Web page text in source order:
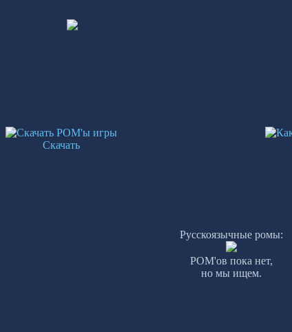
Скачать
Русскоязычные ромы:
РОМ'ов пока нет,
но мы ищем.